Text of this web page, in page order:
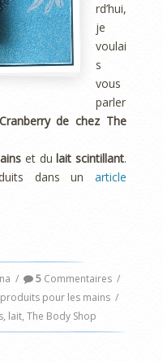
rd’hui,
je
voulai
s
vous
parler
de chez The
et du lait scintillant.
dans un article
/ 5 Commentaires /
produits pour les mains /
, lait, The Body Shop